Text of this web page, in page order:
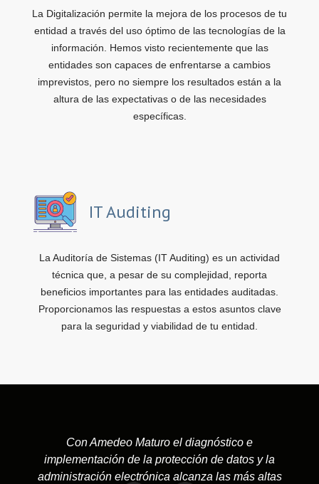
La Digitalización permite la mejora de los procesos de tu
entidad a través del uso óptimo de las tecnologías de la
información. Hemos visto recientemente que las
entidades son capaces de enfrentarse a cambios
imprevistos, pero no siempre los resultados están a la
altura de las expectativas o de las necesidades
específicas.
IT Auditing
La Auditoría de Sistemas (IT Auditing) es un actividad
técnica que, a pesar de su complejidad, reporta
beneficios importantes para las entidades auditadas.
Proporcionamos las respuestas a estos asuntos clave
para la seguridad y viabilidad de tu entidad.
Con Amedeo Maturo el diagnóstico e
implementación de la protección de datos y la
administración electrónica alcanza las más altas